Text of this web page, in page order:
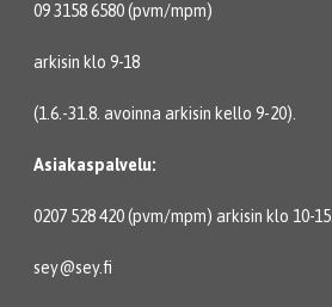
09 3158 6580 (pvm/mpm)
arkisin klo 9-18
(1.6.-31.8. avoinna arkisin kello 9-20).
Asiakaspalvelu:
0207 528 420 (pvm/mpm) arkisin klo 10-15.
sey@sey.fi